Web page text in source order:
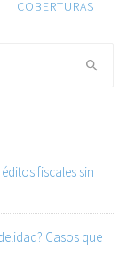
COBERTURAS
fiscales sin
Casos que